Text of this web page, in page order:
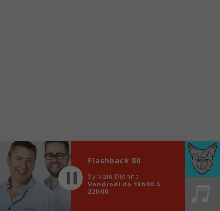
locale vous sont maintenant accessibles en un clic!
Audio
Player
00:00 00:00
Flashback 80
Sylvain Dionne
Vendredi de 18h00 à
22h00